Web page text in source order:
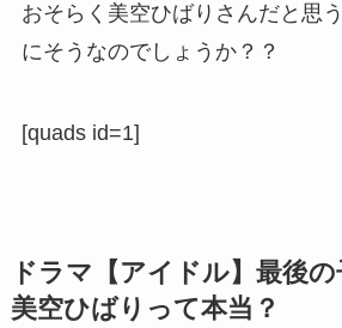
おそらく美空ひばりさんだと思
にそうなのでしょうか？？
[quads id=1]
ドラマ【アイドル】最後
美空ひばりって本当？